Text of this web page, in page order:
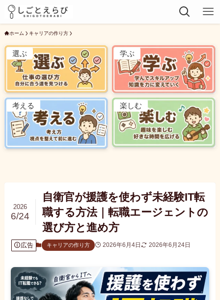
ホーム キャリアの作り方
選ぶ 学ぶ
考える 楽しむ
自衛官が援護を使わず未経験IT転
職する方法｜転職エージェントの
選び方と進め方
2026
6/24
広告 キャリアの作り方 2026年6月4日 2026年6月24日